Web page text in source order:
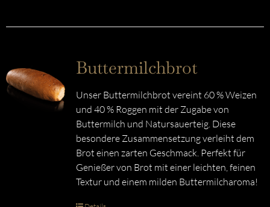
Buttermilchbrot
Unser Buttermilchbrot vereint 60 % Weizen
und 40 % Roggen mit der Zugabe von
Buttermilch und Natursauerteig. Diese
besondere Zusammensetzung verleiht dem
Brot einen zarten Geschmack. Perfekt für
Genießer von Brot mit einer leichten, feinen
Textur und einem milden Buttermilcharoma!